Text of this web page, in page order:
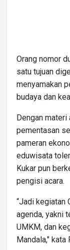
Orang nomor
satu tujuan
menyamakan
budaya dan
Dengan materi
pementasan
pameran
eduwisata
Kukar pun
pengisi acara.
“Jadi kegiatan
agenda, yakni
UMKM, dan
Mandala," kata